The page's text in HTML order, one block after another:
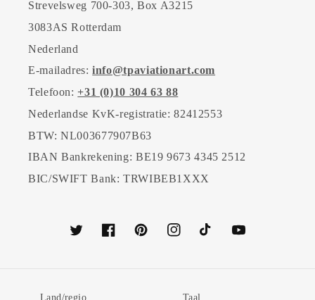
Strevelsweg 700-303, Box A3215
3083AS Rotterdam
Nederland
E-mailadres: info@tpaviationart.com
Telefoon:+31 (0)10 304 63 88
Nederlandse KvK-registratie: 82412553
BTW: NL003677907B63
IBAN Bankrekening: BE19 9673 4345 2512
BIC/SWIFT Bank: TRWIBEB1XXX
TwitterFacebookPinterestInstagramTikTokYouTube
Land/regio Taal